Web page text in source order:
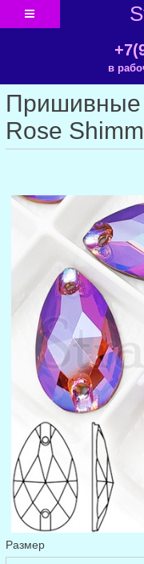
в
Пришивные
Rose
Размер